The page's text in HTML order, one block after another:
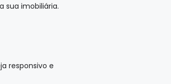
sua imobiliária.
responsivo e